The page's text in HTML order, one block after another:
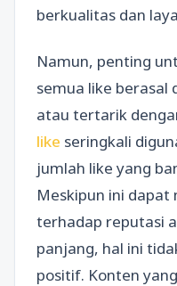
berkualitas dan
Namun, penting
semua like berasal
atau tertarik
like seringkali
jumlah like yang
Meskipun ini
terhadap reputasi
panjang, hal ini
positif. Konten